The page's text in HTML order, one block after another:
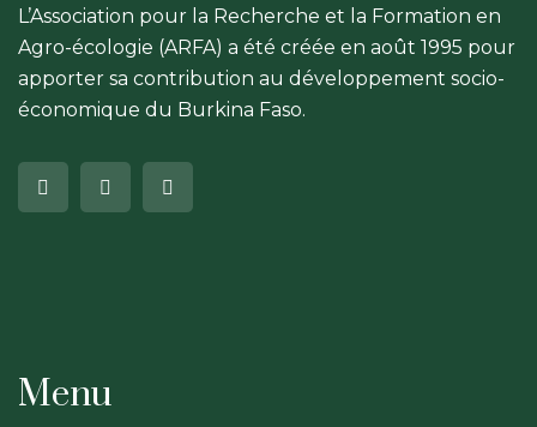
L’Association pour la Recherche et la Formation en
Agro-écologie (ARFA) a été créée en août 1995 pour
apporter sa contribution au développement socio-
économique du Burkina Faso.
Menu